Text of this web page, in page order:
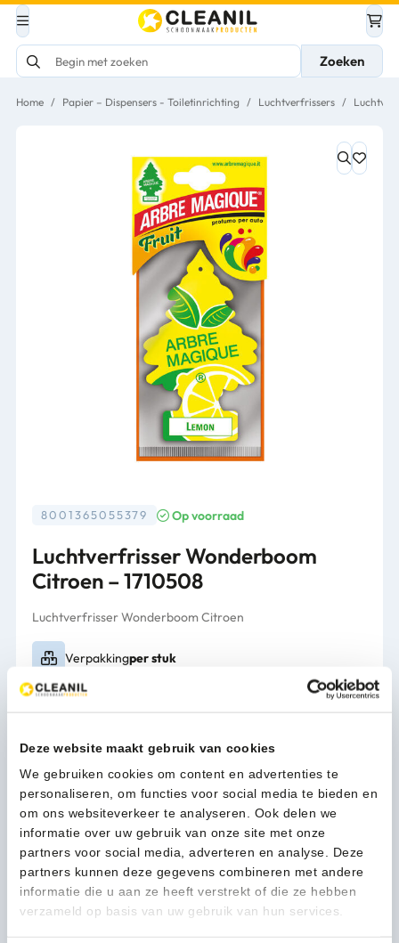
Deze website maakt gebruik van cookies
We gebruiken cookies om content en advertenties te
personaliseren, om functies voor social media te bieden en
om ons websiteverkeer te analyseren. Ook delen we
informatie over uw gebruik van onze site met onze
partners voor social media, adverteren en analyse. Deze
partners kunnen deze gegevens combineren met andere
informatie die u aan ze heeft verstrekt of die ze hebben
verzameld op basis van uw gebruik van hun services.
Zoeken
Home / Papier – Dispensers - Toiletinrichting / Luchtverfrissers /
8001365055379 Op voorraad
Luchtverfrisser Wonderboom
Citroen – 1710508
Luchtverfrisser Wonderboom Citroen
Verpakkingper stuk
1,99(2,41 Incl. btw)
Wonderboom
Citroen
-
1710508
aantal
In winkelwagen
1-3 werkdagen
Kan ik u helpen?
Neem contact op